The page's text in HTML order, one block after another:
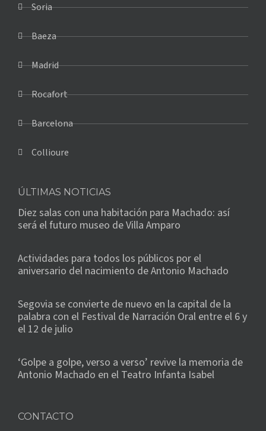
Soria
Baeza
Madrid
Rocafort
Barcelona
Collioure
ÚLTIMAS NOTICIAS
Diez salas con una habitación para Machado: así
será el futuro museo de Villa Amparo
Actividades para todos los públicos por el
aniversario del nacimiento de Antonio Machado
Segovia se convierte de nuevo en la capital de la
palabra con el Festival de Narración Oral entre el 6 y
el 12 de julio
‘Golpe a golpe, verso a verso’ revive la memoria de
Antonio Machado en el Teatro Infanta Isabel
CONTACTO